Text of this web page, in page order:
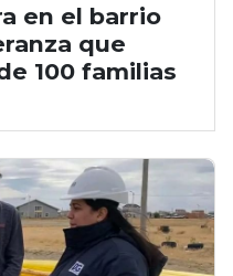
en el barrio
que
100 familias